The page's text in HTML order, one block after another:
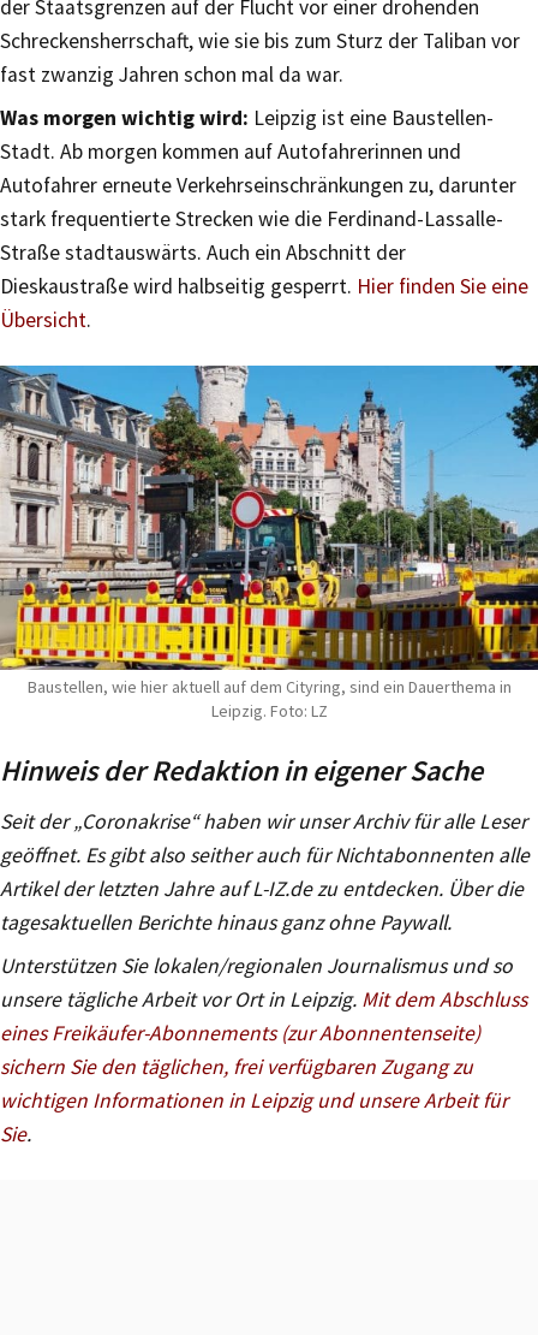
der Staatsgrenzen auf der Flucht vor einer drohenden
Schreckensherrschaft, wie sie bis zum Sturz der Taliban vor
fast zwanzig Jahren schon mal da war.
Was morgen wichtig wird: Leipzig ist eine Baustellen-
Stadt. Ab morgen kommen auf Autofahrerinnen und
Autofahrer erneute Verkehrseinschränkungen zu, darunter
stark frequentierte Strecken wie die Ferdinand-Lassalle-
Straße stadtauswärts. Auch ein Abschnitt der
Dieskaustraße wird halbseitig gesperrt. Hier finden Sie eine
Übersicht.
Baustellen, wie hier aktuell auf dem Cityring, sind ein Dauerthema in
Leipzig. Foto: LZ
Hinweis der Redaktion in eigener Sache
Seit der „Coronakrise“ haben wir unser Archiv für alle Leser
geöffnet. Es gibt also seither auch für Nichtabonnenten alle
Artikel der letzten Jahre auf L-IZ.de zu entdecken. Über die
tagesaktuellen Berichte hinaus ganz ohne Paywall.
Unterstützen Sie lokalen/regionalen Journalismus und so
unsere tägliche Arbeit vor Ort in Leipzig. Mit dem Abschluss
eines Freikäufer-Abonnements (zur Abonnentenseite)
sichern Sie den täglichen, frei verfügbaren Zugang zu
wichtigen Informationen in Leipzig und unsere Arbeit für
Sie.